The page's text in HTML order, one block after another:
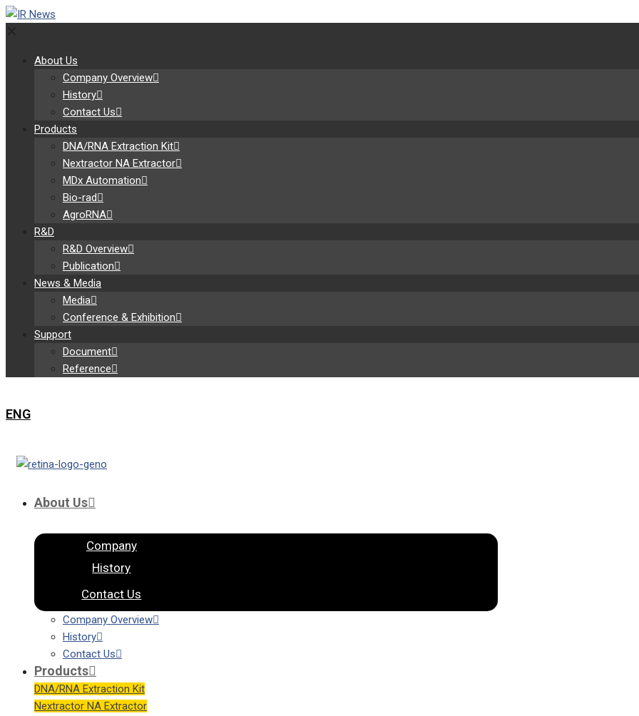
About Us
Company Overview
History
Contact Us
Products
DNA/RNA Extraction Kit
Nextractor NA Extractor
MDx Automation
Bio-rad
AgroRNA
R&D
R&D Overview
Publication
News & Media
Media
Conference & Exhibition
Support
Document
Reference
ENG
About Us
Company
History
Contact Us
Company Overview
History
Contact Us
Products
DNA/RNA Extraction Kit
Nextractor NA Extractor